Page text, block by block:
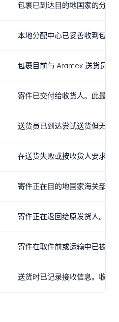
包裹已到达目的地国家的分拣
本地分配中心已妥善收到包裹
包裹目前与 Aramex 送货员一
寄件已交付给收货人。此最终
送货员已到达尝试送货但无法
在送货失败或按收货人要求之
寄件正在目的地国家海关部门
寄件正在返回给原发货人。如
寄件在取件前或运输中已被取
送货时已记录接收信息。收货